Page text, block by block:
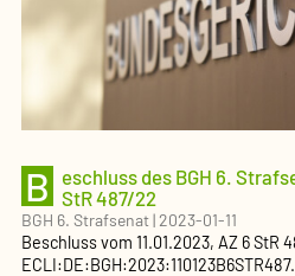
B
eschluss des BGH 6.
StR 487/22
BGH 6. Strafsenat|2023-01-11
Beschlussvom 11.01.2023, AZ 6 StR